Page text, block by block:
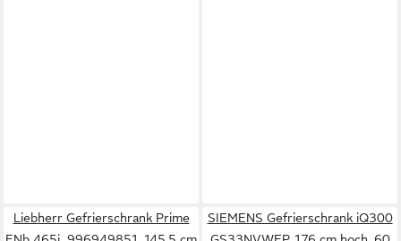
Liebherr Gefrierschrank Prime
SIEMENS Gefrierschrank iQ300